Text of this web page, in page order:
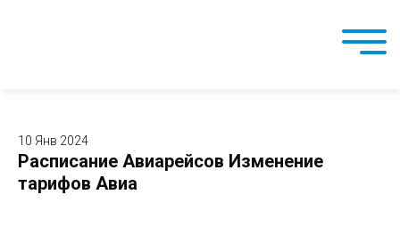
10 Янв 2024
Расписание Авиарейсов Изменение
тарифов Авиа